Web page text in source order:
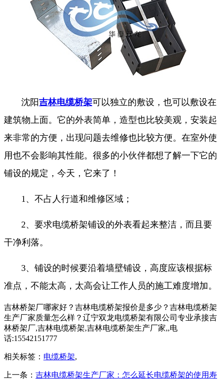
沈阳吉林电缆桥架可以独立的敷设，也可以敷设在
建筑物上面。它的外表简单，造型也比较美观，安装起
来非常的方便，出现问题去维修也比较方便。在室外使
用也不会影响其性能。很多的小伙伴都想了解一下它的
铺设的规定，今天，它来了！
1、不占人行道和维修区域；
2、要求电缆桥架铺设的外表看起来整洁，而且要
干净利落。
3、铺设的时候要沿着墙壁铺设，高度应该根据标
准点，不能太高，太高会让工作人员的施工难度增加。
吉林桥架厂哪家好？吉林电缆桥架报价是多少？吉林电缆桥架
生产厂家质量怎么样？辽宁双龙电缆桥架有限公司专业承接吉
林桥架厂,吉林电缆桥架,吉林电缆桥架生产厂家,,电
话:15542151777
相关标签： 电缆桥架,
上一条： 吉林电缆桥架生产厂家：怎么延长电缆桥架的使用寿